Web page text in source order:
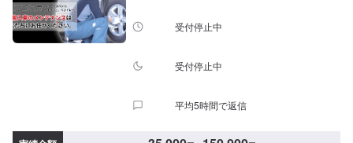
受付停止中
受付停止中
平均5時間で返信